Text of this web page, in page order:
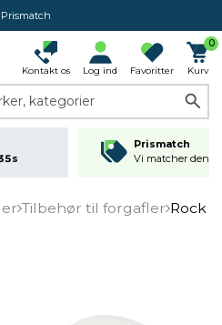
Prismatch
Kontakt os Log ind Favoritter
0
Kurv
kategorier
Prismatch
Vi matcher den
Tilbehør til forgafler Rock